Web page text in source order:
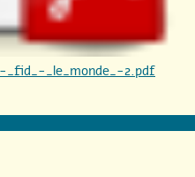
_fid_-_le_monde_-2.pdf